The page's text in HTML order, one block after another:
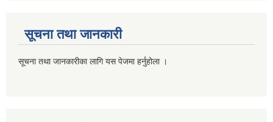
सूचना तथा जानकारी
सूचना तथा जानकारीका लागि यस पेजमा हर्नुहोला ।